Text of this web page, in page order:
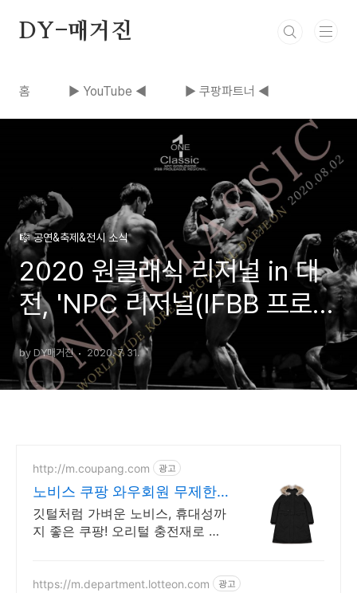
DY-매거진
홈 ▶ YouTube ◀ ▶ 쿠팡파트너 ◀
🎼 공연&축제&전시 소식
2020 원클래식 리저널 in 대
전, 'NPC 리저널(IFBB 프로리
그리저널)'
by DY매거진 2020. 7. 31.
http://m.coupang.com 광고
노비스 쿠팡 와우회원 무제한
무료배송
깃털처럼 가벼운 노비스, 휴대성까
지 좋은 쿠팡! 오리털 충전재로 따
https://m.department.lotteon.com 광고